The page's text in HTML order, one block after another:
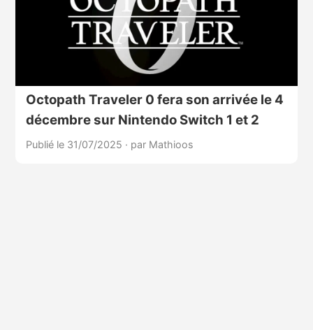
Octopath Traveler 0 fera son arrivée le 4
décembre sur Nintendo Switch 1 et 2
Publié le 31/07/2025 · par Mathioos